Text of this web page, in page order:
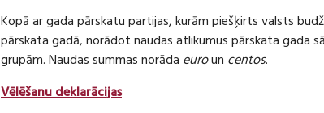
Kopā ar gada pārskatu partijas, kurām piešķirts valsts
pārskata gadā, norādot naudas atlikumus pārskata gada
grupām. Naudas summas norāda euroun centos.
Vēlēšanu deklarācijas